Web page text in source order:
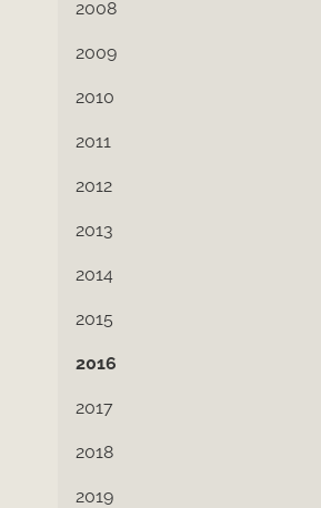
2008
2009
2010
2011
2012
2013
2014
2015
2016
2017
2018
2019